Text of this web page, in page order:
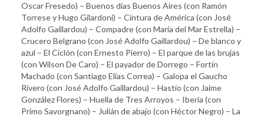
Oscar Fresedo) – Buenos días Buenos Aires (con Ramón
Torrese y Hugo Gilardoni) – Cintura de América (con José
Adolfo Gaillardou) – Compadre (con María del Mar Estrella) –
Crucero Belgrano (con José Adolfo Gaillardou) – De blanco y
azul – El Ciclón (con Ernesto Pierro) – El parque de las brujas
(con Wilson De Caro) – El payador de Dorrego – Fortín
Machado (con Santiago Elías Correa) – Galopa el Gaucho
Rivero (con José Adolfo Gaillardou) – Hastío (con Jaime
González Flores) – Huella de Tres Arroyos – Iberia (con
Primo Savorgnano) – Julián de abajo (con Héctor Negro) – La